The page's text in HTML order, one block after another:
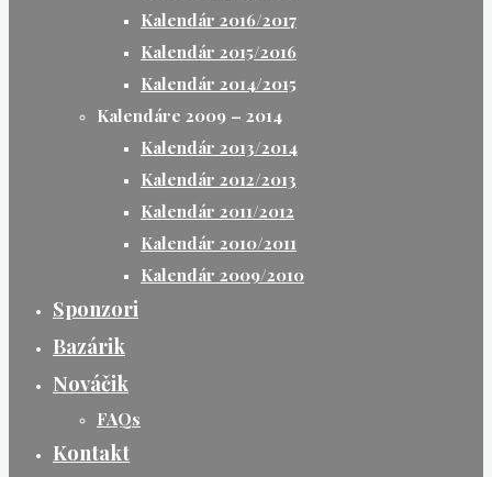
Kalendár 2016/2017
Kalendár 2015/2016
Kalendár 2014/2015
Kalendáre 2009 – 2014
Kalendár 2013/2014
Kalendár 2012/2013
Kalendár 2011/2012
Kalendár 2010/2011
Kalendár 2009/2010
Sponzori
Bazárik
Nováčik
FAQs
Kontakt